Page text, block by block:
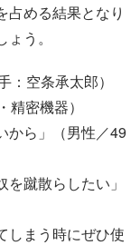
占める結果となり
う。
空条承太郎）
精密機器）
から」（男性／49
蹴散らしたい」
しまう時にぜひ使